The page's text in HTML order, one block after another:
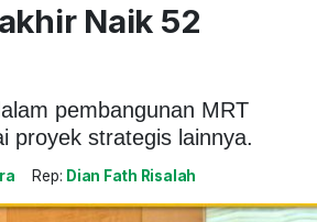
Naik 52
pembangunan MRT
proyek strategis lainnya.
Rep: Dian Fath Risalah